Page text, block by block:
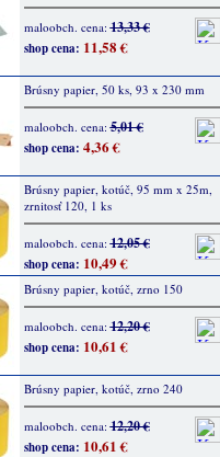
maloobch. cena:13,33 €
shop cena: 11,58 €
Brúsny papier, 50 ks, 93 x 230 mm
maloobch. cena:5,01 €
shop cena: 4,36 €
Brúsny papier, kotúč, 95 mm x 25m,
zrnitosť 120, 1 ks
maloobch. cena:12,05 €
shop cena: 10,49 €
Brúsny papier, kotúč, zrno 150
maloobch. cena:12,20 €
shop cena: 10,61 €
Brúsny papier, kotúč, zrno 240
maloobch. cena:12,20 €
shop cena: 10,61 €